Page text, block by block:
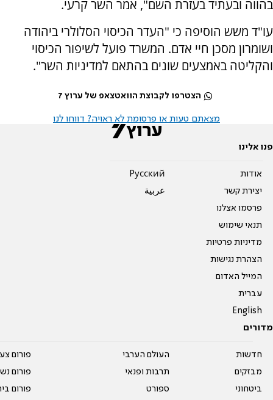
בהווה ובעתיד בעזרת השם", אמר השר קרעי.
עו"ד משש הוסיפה כי "העדר הכיסוי הסלולרי ביהודה
ושומרון מסכן חיי אדם. המשרד פועל לשיפור הכיסוי
והקליטה באמצעים שונים בהתאם למדיניות השר".
הצטרפו לקבוצת הוואטצאפ של ערוץ 7
מצאתם טעות או פרסומת לא ראויה? דווחו לנו
פנו אלינו
אודות
יצירת קשר
פרסמו אצלנו
תנאי שימוש
מדיניות פרטיות
הצהרת נגישות
המייל האדום
עברית
English
Pусский
عربية
מדורים
חדשות
מבזקים
ביטחוני
העולם הערבי
תרבות ופנאי
ספורט
פורום
פורום
פורום